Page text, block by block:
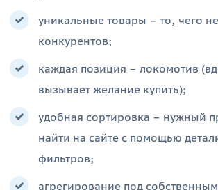
уникальные товары – то, чего
конкурентов;
каждая позиция – локомотив
вызывает желание купить);
удобная сортировка – нужный
найти на сайте с помощью
фильтров;
агрегирование под